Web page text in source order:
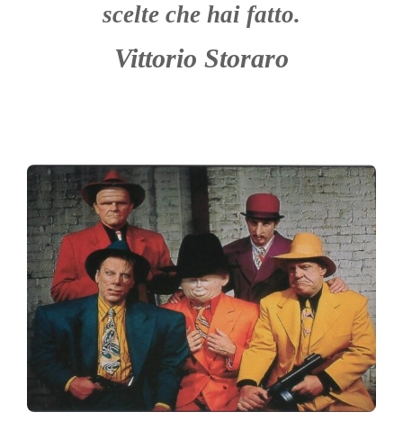
scelte che hai fatto.
Vittorio Storaro